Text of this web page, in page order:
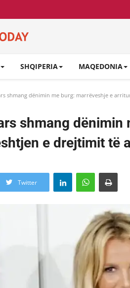
SHQIPERIA MAQEDONIA
shmang dënimin me burg: marrëveshje e
shmang dënimin
e drejtimit të
Twitter